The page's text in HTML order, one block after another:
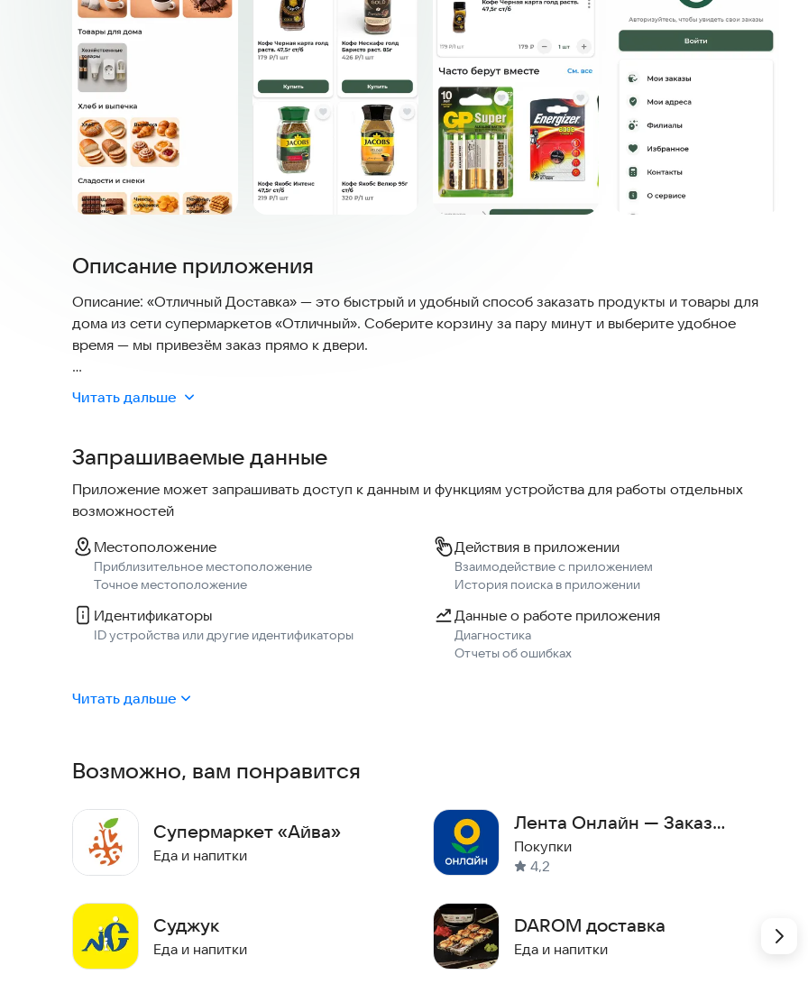
Описание приложения
Описание: «Отличный Доставка» — это быстрый и удобный способ заказать продукты и товары для
дома из сети супермаркетов «Отличный». Соберите корзину за пару минут и выберите удобное
время — мы привезём заказ прямо к двери.
Возможности приложения:
• Каталог с категориями и поиском по товарам
• Быстрое оформление заказа и комментарии к доставке
• Выбор адреса на карте и сохранённые адреса
• Отслеживание статуса заказа
• История заказов и повтор заказа в один клик
• Поддержка и связь по вопросам заказа
Мы постоянно улучшаем сервис и расширяем ассортимент, чтобы покупки были проще, а доставка —
Читать дальше
Запрашиваемые данные
Приложение может запрашивать доступ к данным и функциям устройства для работы отдельных
возможностей
Местоположение
Приблизительное местоположение
Точное местоположение
Действия в приложении
Взаимодействие с приложением
История поиска в приложении
Идентификаторы
ID устройства или другие идентификаторы
Данные о работе приложения
Диагностика
Отчеты об ошибках
Читать дальше
Возможно, вам понравится
Супермаркет «Айва»
Еда и напитки
Суджук
Еда и напитки
Лента Онлайн — Заказ
продуктов
Покупки
4,2
DAROM доставка
Еда и напитки